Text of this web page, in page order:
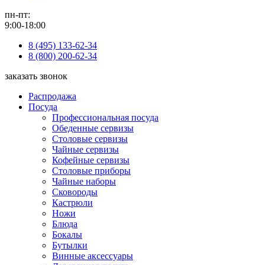
пн-пт:
9:00-18:00
8 (495) 133-62-34
8 (800) 200-62-34
заказать звонок
Распродажа
Посуда
Профессиональная посуда
Обеденные сервизы
Столовые сервизы
Чайные сервизы
Кофейные сервизы
Столовые приборы
Чайные наборы
Сковороды
Кастрюли
Ножи
Блюда
Бокалы
Бутылки
Винные аксессуары